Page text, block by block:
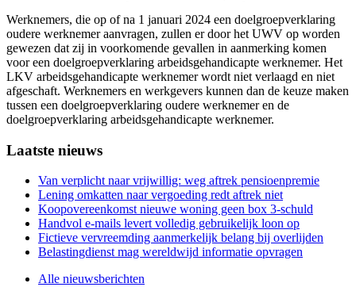
Werknemers, die op of na 1 januari 2024 een doelgroepverklaring
oudere werknemer aanvragen, zullen er door het UWV op worden
gewezen dat zij in voorkomende gevallen in aanmerking komen
voor een doelgroepverklaring arbeidsgehandicapte werknemer. Het
LKV arbeidsgehandicapte werknemer wordt niet verlaagd en niet
afgeschaft. Werknemers en werkgevers kunnen dan de keuze maken
tussen een doelgroepverklaring oudere werknemer en de
doelgroepverklaring arbeidsgehandicapte werknemer.
Primary
Sidebar
Laatste nieuws
Van verplicht naar vrijwillig: weg aftrek pensioenpremie
Lening omkatten naar vergoeding redt aftrek niet
Koopovereenkomst nieuwe woning geen box 3-schuld
Handvol e-mails levert volledig gebruikelijk loon op
Fictieve vervreemding aanmerkelijk belang bij overlijden
Belastingdienst mag wereldwijd informatie opvragen
Alle nieuwsberichten